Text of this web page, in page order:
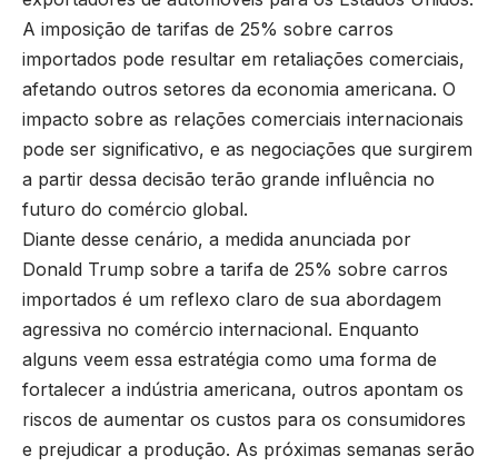
A imposição de tarifas de 25% sobre carros
importados pode resultar em retaliações comerciais,
afetando outros setores da economia americana. O
impacto sobre as relações comerciais internacionais
pode ser significativo, e as negociações que surgirem
a partir dessa decisão terão grande influência no
futuro do comércio global.
Diante desse cenário, a medida anunciada por
Donald Trump sobre a tarifa de 25% sobre carros
importados é um reflexo claro de sua abordagem
agressiva no comércio internacional. Enquanto
alguns veem essa estratégia como uma forma de
fortalecer a indústria americana, outros apontam os
riscos de aumentar os custos para os consumidores
e prejudicar a produção. As próximas semanas serão